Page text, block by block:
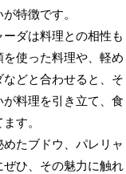
特徴です。
ーダは料理との相性も
使った料理や、軽め
どと合わせると、そ
料理を引き立て、食
す。
たブドウ、パレリャ
ぜひ、その魅力に触れ